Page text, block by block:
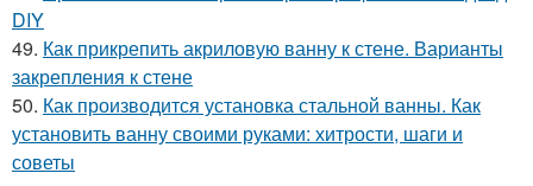
DIY
49. Как прикрепить акриловую ванну к стене. Варианты
закрепления к стене
50. Как производится установка стальной ванны. Как
установить ванну своими руками: хитрости, шаги и
советы